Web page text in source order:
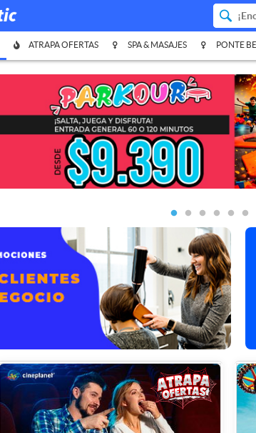
ATRAPA OFERTAS SPA & MASAJES PONTE